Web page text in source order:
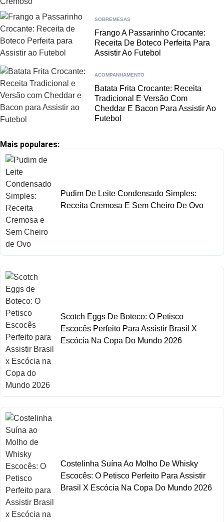
SOBREMESAS
Frango A Passarinho Crocante:
Receita De Boteco Perfeita Para
Assistir Ao Futebol
ACOMPANHAMENTO
Batata Frita Crocante: Receita
Tradicional E Versão Com
Cheddar E Bacon Para Assistir Ao
Futebol
Mais populares:
Pudim De Leite Condensado Simples:
Receita Cremosa E Sem Cheiro De Ovo
Scotch Eggs De Boteco: O Petisco
Escocês Perfeito Para Assistir Brasil X
Escócia Na Copa Do Mundo 2026
Costelinha Suína Ao Molho De Whisky
Escocês: O Petisco Perfeito Para Assistir
Brasil X Escócia Na Copa Do Mundo 2026